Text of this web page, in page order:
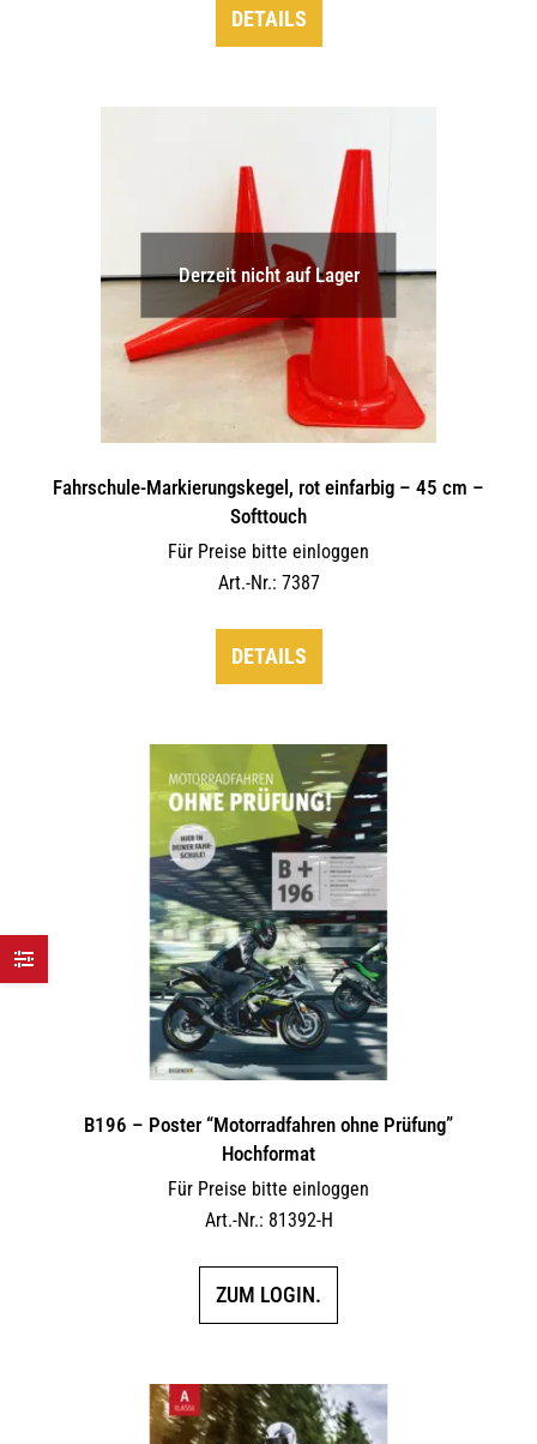
DETAILS
Derzeit nicht auf Lager
Fahrschule-Markierungskegel, rot einfarbig – 45 cm –
Softtouch
Für Preise bitte einloggen
Art.-Nr.: 7387
DETAILS
B196 – Poster “Motorradfahren ohne Prüfung”
Hochformat
Für Preise bitte einloggen
Art.-Nr.: 81392-H
ZUM LOGIN.